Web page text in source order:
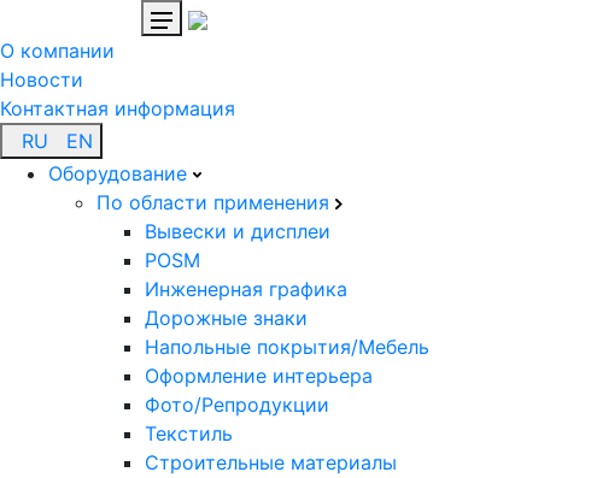
О компании
Новости
Контактная информация
RU
EN
Оборудование
По области применения
Вывески и дисплеи
POSM
Инженерная графика
Дорожные знаки
Напольные покрытия/Мебель
Оформление интерьера
Фото/Репродукции
Текстиль
Строительные материалы